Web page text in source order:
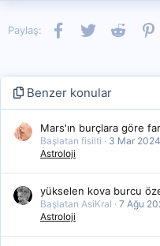
Paylaş: Facebook
TwitterReddit
Benzer konular
Mars'ın burçlara göre
Başlatan fisilti 3 Mar 2024
Astroloji
yükselen kova burcu
Başlatan AsiKral 7 Ağu
Astroloji